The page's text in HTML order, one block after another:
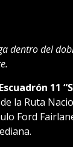
dentro del
Escuadrón 11
la Ruta
Ford